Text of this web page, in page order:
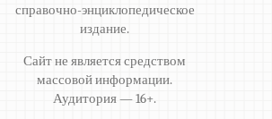
справочно-энциклопедическое
издание.
Сайт не является средством
массовой информации.
Аудитория — 16+.